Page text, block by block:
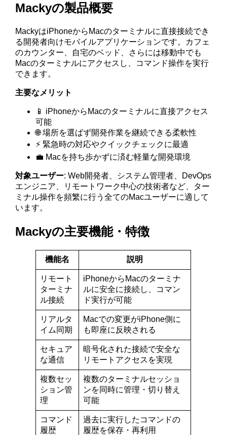
Mackyの製品概要
MackyはiPhoneからMacのターミナルに直接接続でき
る開発者向けモバイルアプリケーションです。カフェ
のカウンター、自宅のベッド、さらには移動中でも
Macのターミナルにアクセスし、コマンド操作を実行
できます。
主要なメリット
📱 iPhoneからMacのターミナルに直接アクセス
可能
🌐 場所を選ばず開発作業を継続できる柔軟性
⚡ 緊急時の対応やクイックチェックに最適
💼 Macを持ち歩かずに済む軽量な開発環境
対象ユーザー: Web開発者、システム管理者、DevOps
エンジニア、リモートワーク中心の技術者など、ター
ミナル操作を頻繁に行う全てのMacユーザーに適して
います。
Mackyの主要機能・特徴
機能名 説明
リモート
ターミナ
ル接続
iPhoneからMacのターミナ
ルに安全に接続し、コマン
ド実行が可能
リアルタ
イム同期
Macでの変更がiPhone側に
も即座に反映される
セキュア
な通信
暗号化された接続で安全な
リモートアクセスを実現
複数セッ
ション管
理
複数のターミナルセッショ
ンを同時に管理・切り替え
可能
コマンド
履歴
過去に実行したコマンドの
履歴を保存・再利用